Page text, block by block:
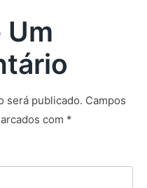
Um
será publicado. Campos
com *